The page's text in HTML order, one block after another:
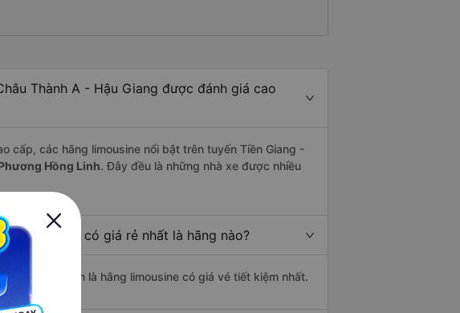
Thành A - Hậu Giang được đánh giá cao
cấp, các hãng limousine nổi bật trên tuyến Tiền Giang -
Hồng Linh. Đây đều là những nhà xe được nhiều
- Hậu Giang có giá rẻ nhất là hãng nào?
Linh hiện là hãng limousine có giá vé tiết kiệm nhất.